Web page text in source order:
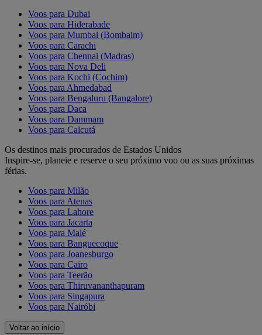
Voos para Dubai
Voos para Hiderabade
Voos para Mumbai (Bombaim)
Voos para Carachi
Voos para Chennai (Madras)
Voos para Nova Deli
Voos para Kochi (Cochim)
Voos para Ahmedabad
Voos para Bengaluru (Bangalore)
Voos para Daca
Voos para Dammam
Voos para Calcutá
Os destinos mais procurados de Estados Unidos
Inspire-se, planeie e reserve o seu próximo voo ou as suas próximas
férias.
Voos para Milão
Voos para Atenas
Voos para Lahore
Voos para Jacarta
Voos para Malé
Voos para Banguecoque
Voos para Joanesburgo
Voos para Cairo
Voos para Teerão
Voos para Thiruvananthapuram
Voos para Singapura
Voos para Nairóbi
Voltar ao início